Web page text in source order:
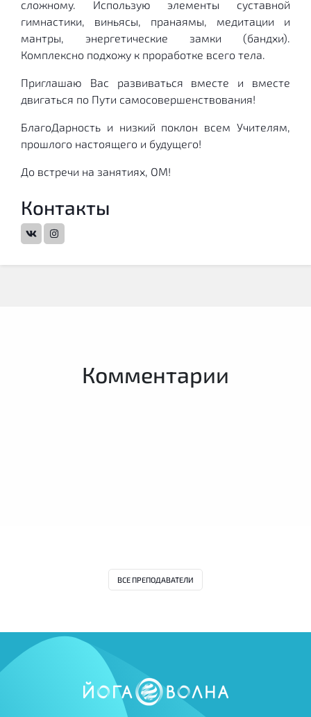
сложному. Использую элементы суставной
гимнастики, виньясы, пранаямы, медитации и
мантры, энергетические замки (бандхи).
Комплексно подхожу к проработке всего тела.
Приглашаю Вас развиваться вместе и вместе
двигаться по Пути самосовершенствования!
БлагоДарность и низкий поклон всем Учителям,
прошлого настоящего и будущего!
До встречи на занятиях, ОМ!
Контакты
Комментарии
ВСЕ ПРЕПОДАВАТЕЛИ